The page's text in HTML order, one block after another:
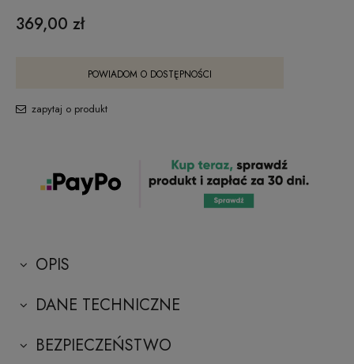
369,00 zł
POWIADOM O DOSTĘPNOŚCI
zapytaj o produkt
OPIS
DANE TECHNICZNE
BEZPIECZEŃSTWO